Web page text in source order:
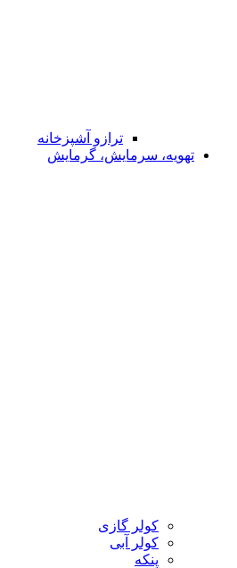
ترازو آشپزخانه
تهویه، سرمایش، گرمایش
کولر گازی
کولر آبی
پنکه